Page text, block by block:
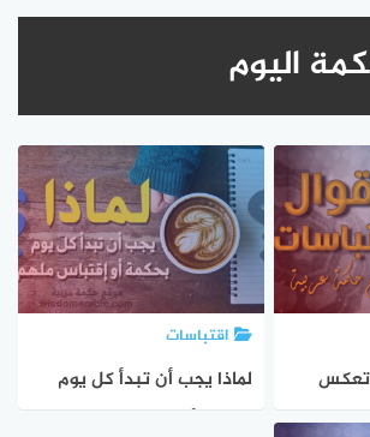
اليوم
تعكس
اقتباسات
لماذا يجب أن تبدأ كل يوم